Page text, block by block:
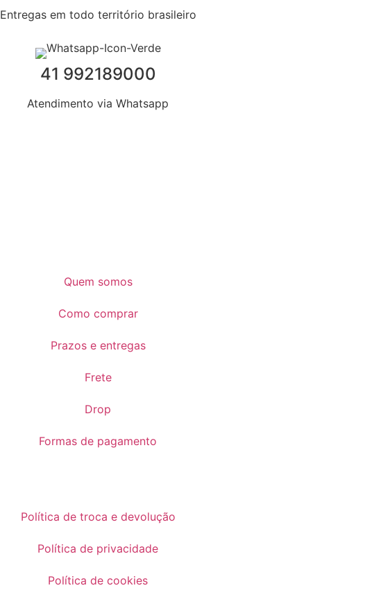
Entregas em todo território brasileiro
41 992189000
Atendimento via Whatsapp
Quem somos
Como comprar
Prazos e entregas
Frete
Drop
Formas de pagamento
Política de troca e devolução
Política de privacidade
Política de cookies